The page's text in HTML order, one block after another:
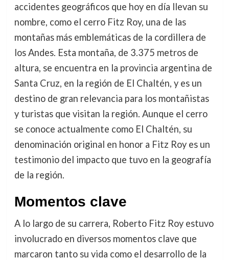
accidentes geográficos que hoy en día llevan su
nombre, como el cerro Fitz Roy, una de las
montañas más emblemáticas de la cordillera de
los Andes. Esta montaña, de 3.375 metros de
altura, se encuentra en la provincia argentina de
Santa Cruz, en la región de El Chaltén, y es un
destino de gran relevancia para los montañistas
y turistas que visitan la región. Aunque el cerro
se conoce actualmente como El Chaltén, su
denominación original en honor a Fitz Roy es un
testimonio del impacto que tuvo en la geografía
de la región.
Momentos clave
A lo largo de su carrera, Roberto Fitz Roy estuvo
involucrado en diversos momentos clave que
marcaron tanto su vida como el desarrollo de la